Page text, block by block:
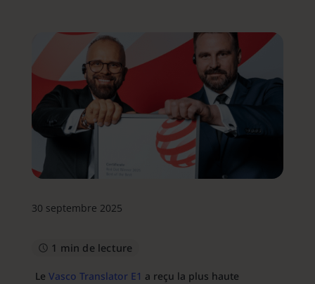
30 septembre 2025
1 min de lecture
Le Vasco Translator E1 a reçu la plus haute